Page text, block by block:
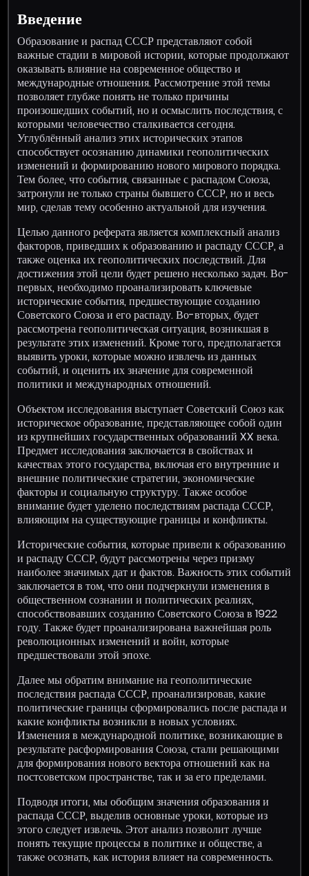
Введение
Образование и распад СССР представляют собой
важные стадии в мировой истории, которые продолжают
оказывать влияние на современное общество и
международные отношения. Рассмотрение этой темы
позволяет глубже понять не только причины
произошедших событий, но и осмыслить последствия, с
которыми человечество сталкивается сегодня.
Углублённый анализ этих исторических этапов
способствует осознанию динамики геополитических
изменений и формированию нового мирового порядка.
Тем более, что события, связанные с распадом Союза,
затронули не только страны бывшего СССР, но и весь
мир, сделав тему особенно актуальной для изучения.
Целью данного реферата является комплексный анализ
факторов, приведших к образованию и распаду СССР, а
также оценка их геополитических последствий. Для
достижения этой цели будет решено несколько задач. Во-
первых, необходимо проанализировать ключевые
исторические события, предшествующие созданию
Советского Союза и его распаду. Во-вторых, будет
рассмотрена геополитическая ситуация, возникшая в
результате этих изменений. Кроме того, предполагается
выявить уроки, которые можно извлечь из данных
событий, и оценить их значение для современной
политики и международных отношений.
Объектом исследования выступает Советский Союз как
историческое образование, представляющее собой один
из крупнейших государственных образований XX века.
Предмет исследования заключается в свойствах и
качествах этого государства, включая его внутренние и
внешние политические стратегии, экономические
факторы и социальную структуру. Также особое
внимание будет уделено последствиям распада СССР,
влияющим на существующие границы и конфликты.
Исторические события, которые привели к образованию
и распаду СССР, будут рассмотрены через призму
наиболее значимых дат и фактов. Важность этих событий
заключается в том, что они подчеркнули изменения в
общественном сознании и политических реалиях,
способствовавших созданию Советского Союза в 1922
году. Также будет проанализирована важнейшая роль
революционных изменений и войн, которые
предшествовали этой эпохе.
Далее мы обратим внимание на геополитические
последствия распада СССР, проанализировав, какие
политические границы сформировались после распада и
какие конфликты возникли в новых условиях.
Изменения в международной политике, возникающие в
результате расформирования Союза, стали решающими
для формирования нового вектора отношений как на
постсоветском пространстве, так и за его пределами.
Подводя итоги, мы обобщим значения образования и
распада СССР, выделив основные уроки, которые из
этого следует извлечь. Этот анализ позволит лучше
понять текущие процессы в политике и обществе, а
также осознать, как история влияет на современность.